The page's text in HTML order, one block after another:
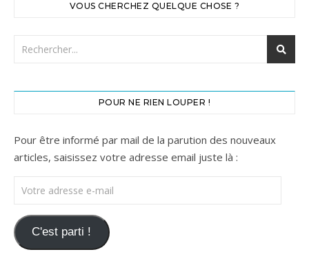
VOUS CHERCHEZ QUELQUE CHOSE ?
POUR NE RIEN LOUPER !
Pour être informé par mail de la parution des nouveaux
articles, saisissez votre adresse email juste là :
Votre adresse e-mail
C'est parti !